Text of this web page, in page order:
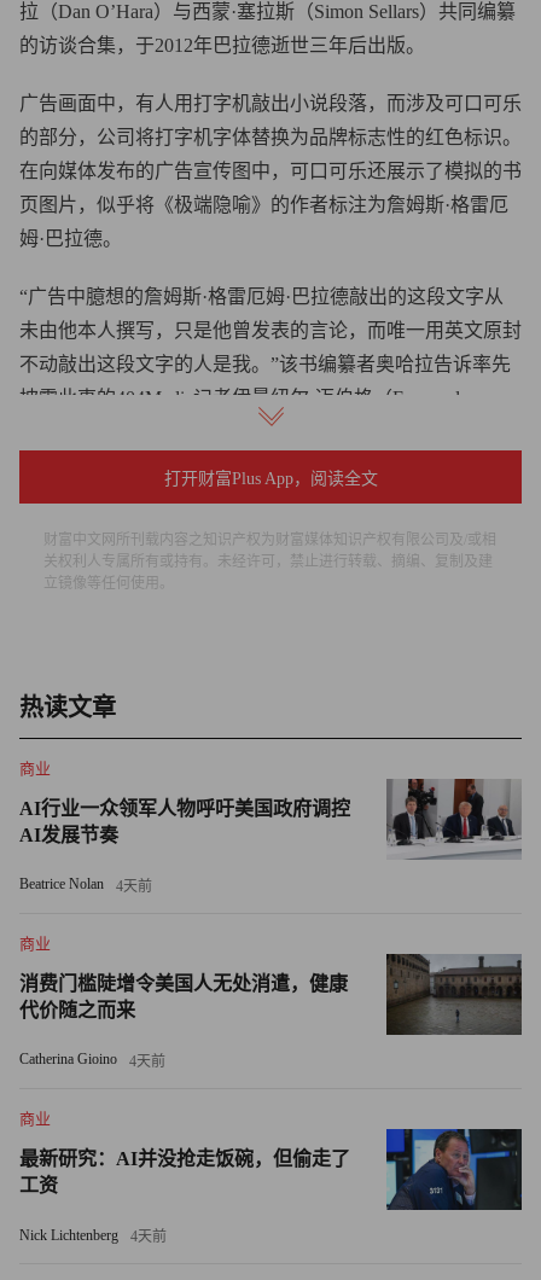
拉（Dan O’Hara）与西蒙·塞拉斯（Simon Sellars）共同编纂
的访谈合集，于2012年巴拉德逝世三年后出版。
广告画面中，有人用打字机敲出小说段落，而涉及可口可乐
的部分，公司将打字机字体替换为品牌标志性的红色标识。
在向媒体发布的广告宣传图中，可口可乐还展示了模拟的书
页图片，似乎将《极端隐喻》的作者标注为詹姆斯·格雷厄
姆·巴拉德。
“广告中臆想的詹姆斯·格雷厄姆·巴拉德敲出的这段文字从
未由他本人撰写，只是他曾发表的言论，而唯一用英文原封
不动敲出这段文字的人是我。”该书编纂者奥哈拉告诉率先
披露此事的404Media记者伊曼纽尔·迈伯格（Emanuel
他补充道：“最令我愤慨的是广告中出现了‘Shangai’一词。
的‘学术神经官能症’：是我弄错了吗？我检查了《极端隐
喻》的样书，谢天谢地，原文印的是正确的‘Shanghai’。”
与可口可乐合作打造该宣传活动的营销机构VML向
404Media表示，人工智能被用于“初步文献检索，以识别提
及品牌的书籍”，但公司对相关信息进行了人工事实核查，
并联系了多位作者、出版商及版权继承人以获取许可。
奥哈拉表示，他担心这则广告会误导观众，让他们以为自己
奥哈拉告诉404Media ：“广告呈现的文本并非其散文原作，
而是我对巴拉德法语访谈录音的编译转写。我已竭力忠实传
递其思想内核，但也仅能做到这点。我的文字远不及原作，
我觉得任何看过广告并认为这段文字平淡无奇的人，既符合
截至发稿，可口可乐和VML的代表尚未回应《财富》杂志
的置评请求。
可口可乐的人工智能争议
打开财富Plus App，阅读全文
财富中文网所刊载内容之知识产权为财富媒体知识产权有限公司及/或相
关权利人专属所有或持有。未经许可，禁止进行转载、摘编、复制及建
立镜像等任何使用。
热读文章
商业
AI行业一众领军人物呼吁美国政府调控
AI发展节奏
Beatrice Nolan 4天前
商业
消费门槛陡增令美国人无处消遣，健康
代价随之而来
Catherina Gioino 4天前
商业
最新研究：AI并没抢走饭碗，但偷走了
工资
Nick Lichtenberg 4天前